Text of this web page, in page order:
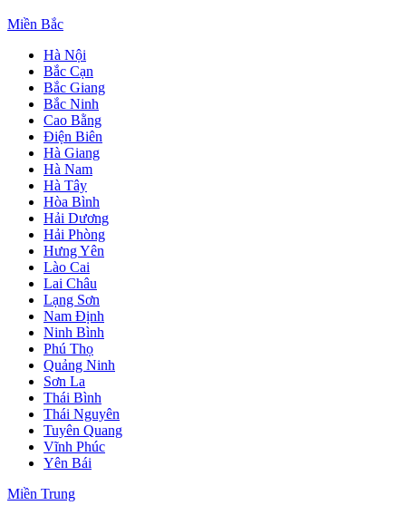
Miền Bắc
Hà Nội
Bắc Cạn
Bắc Giang
Bắc Ninh
Cao Bằng
Điện Biên
Hà Giang
Hà Nam
Hà Tây
Hòa Bình
Hải Dương
Hải Phòng
Hưng Yên
Lào Cai
Lai Châu
Lạng Sơn
Nam Định
Ninh Bình
Phú Thọ
Quảng Ninh
Sơn La
Thái Bình
Thái Nguyên
Tuyên Quang
Vĩnh Phúc
Yên Bái
Miền Trung